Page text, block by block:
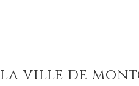
la ville de